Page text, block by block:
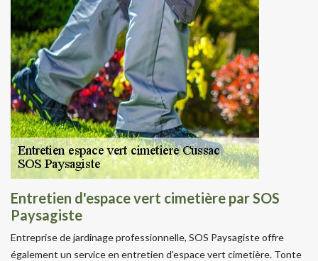
Entretien d'espace vert cimetière par SOS
Paysagiste
Entreprise de jardinage professionnelle, SOS Paysagiste offre
également un service en entretien d'espace vert cimetière. Tonte